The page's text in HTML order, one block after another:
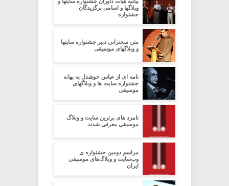
وبلاگها و اسامی برگزیدگان
جشنواره
متن سخنرانی دبیر جشنواره سایتها
و وبلاگهای موسیقی
نامه ای از عباس خوشدل به بهانه
جشنواره سایت ها و وبلاگهای
موسیقی
نامزد های برترین سایت و وبلاگ
موسیقی معرفی شدند
مراسم دومین جشنواره ی
وب‌سایت و وبلاگ‌های موسیقی
ایران